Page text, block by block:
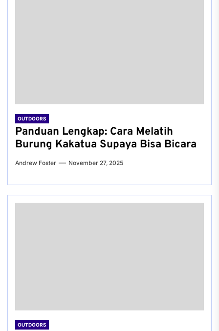
OUTDOORS
Panduan Lengkap: Cara Melatih
Burung Kakatua Supaya Bisa Bicara
Andrew Foster November 27, 2025
OUTDOORS